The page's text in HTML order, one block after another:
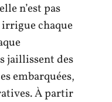
n’est pas
irrigue chaque
jaillissent des
embarquées,
À partir